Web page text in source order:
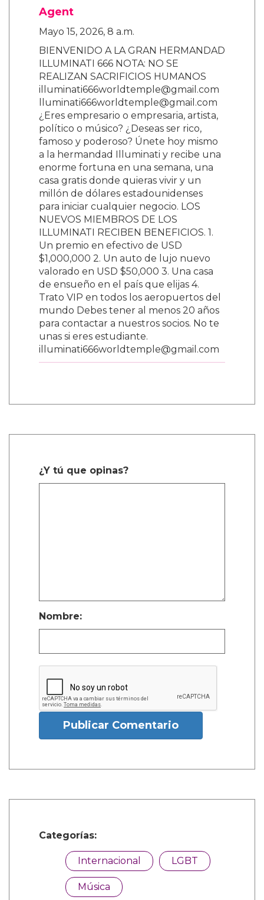
Agent
Mayo 15, 2026, 8 a.m.
BIENVENIDO A LA GRAN HERMANDAD
ILLUMINATI 666 NOTA: NO SE
REALIZAN SACRIFICIOS HUMANOS
illuminati666worldtemple@gmail.com
lluminati666worldtemple@gmail.com
¿Eres empresario o empresaria, artista,
político o músico? ¿Deseas ser rico,
famoso y poderoso? Únete hoy mismo
a la hermandad Illuminati y recibe una
enorme fortuna en una semana, una
casa gratis donde quieras vivir y un
millón de dólares estadounidenses
para iniciar cualquier negocio. LOS
NUEVOS MIEMBROS DE LOS
ILLUMINATI RECIBEN BENEFICIOS. 1.
Un premio en efectivo de USD
$1,000,000 2. Un auto de lujo nuevo
valorado en USD $50,000 3. Una casa
de ensueño en el país que elijas 4.
Trato VIP en todos los aeropuertos del
mundo Debes tener al menos 20 años
para contactar a nuestros socios. No te
unas si eres estudiante.
illuminati666worldtemple@gmail.com
¿Y tú que opinas?
Nombre:
Publicar Comentario
Categorías:
Internacional LGBT
Música